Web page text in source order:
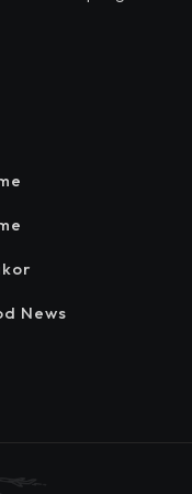
News